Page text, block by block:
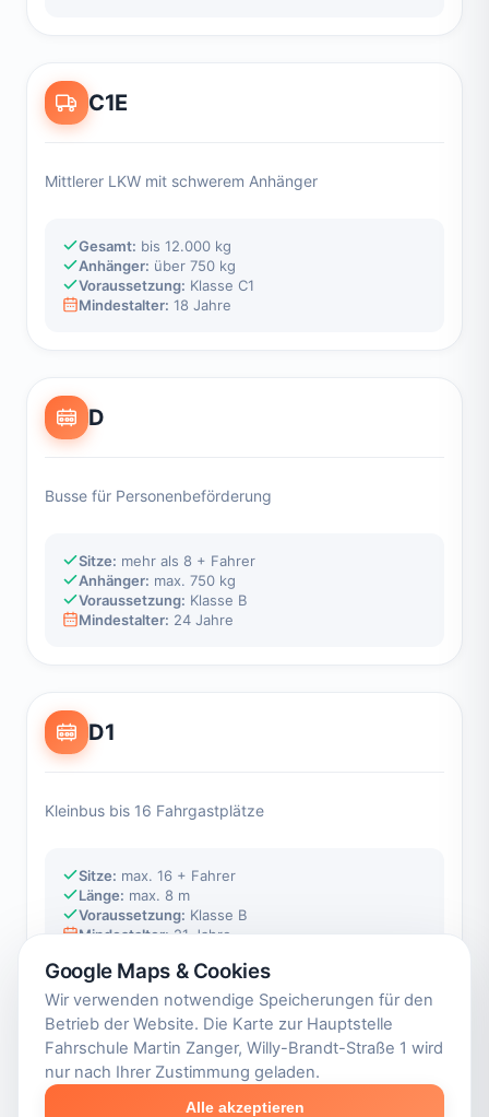
C1E
Mittlerer LKW mit schwerem Anhänger
Gesamt: bis 12.000 kg
Anhänger: über 750 kg
Voraussetzung: Klasse C1
Mindestalter: 18 Jahre
D
Busse für Personenbeförderung
Sitze: mehr als 8 + Fahrer
Anhänger: max. 750 kg
Voraussetzung: Klasse B
Mindestalter: 24 Jahre
D1
Kleinbus bis 16 Fahrgastplätze
Sitze: max. 16 + Fahrer
Länge: max. 8 m
Voraussetzung: Klasse B
Mindestalter: 21 Jahre
D1E
Google Maps & Cookies
Wir verwenden notwendige Speicherungen für den
Betrieb der Website. Die Karte zur Hauptstelle
Fahrschule Martin Zanger, Willy-Brandt-Straße 1 wird
nur nach Ihrer Zustimmung geladen.
Alle akzeptieren